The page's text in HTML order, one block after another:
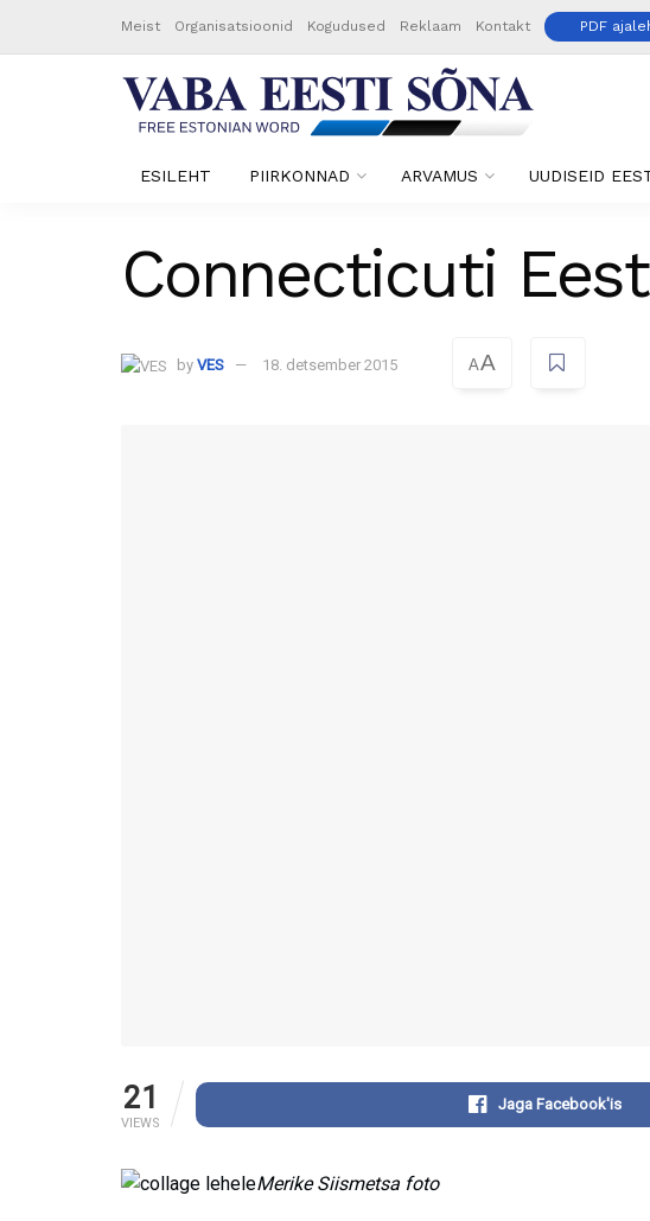
Meist Organisatsioonid Kogudused Reklaam Kontakt PDF
ESILEHT PIIRKONNAD ARVAMUS UUDISEID
Connecticuti
by VES 18. detsember 2015 AA
21
VIEWS
Jaga Facebook'is
Merike Siismetsa foto